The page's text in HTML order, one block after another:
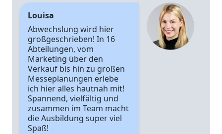
Louisa
Abwechslung wird hier
großgeschrieben! In 16
Abteilungen, vom
Marketing über den
Verkauf bis hin zu großen
Messeplanungen erlebe
ich hier alles hautnah mit!
Spannend, vielfältig und
zusammen im Team macht
die Ausbildung super viel
Spaß!